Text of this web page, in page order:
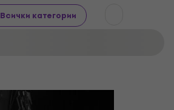
Всички категории